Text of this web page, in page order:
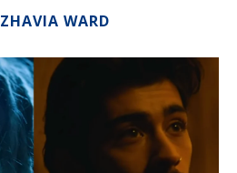
ZHAVIA WARD